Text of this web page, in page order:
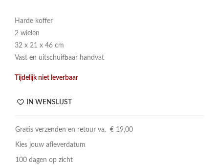
Harde koffer
2 wielen
32 x 21 x 46 cm
Vast en uitschuifbaar handvat
Tijdelijk niet leverbaar
IN WENSLIJST
Gratis verzenden en retour va. € 19,00
Kies jouw afleverdatum
100 dagen op zicht